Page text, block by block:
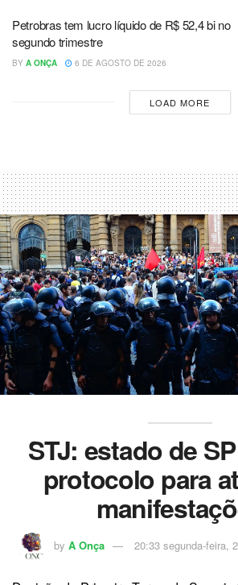
Petrobras tem lucro líquido de R$ 52,4 bi no
segundo trimestre
BY A ONÇA 6 DE AGOSTO DE 2026
LOAD MORE
STJ: estado de
protocolo para
by A Onça 20:33 segunda-feira,